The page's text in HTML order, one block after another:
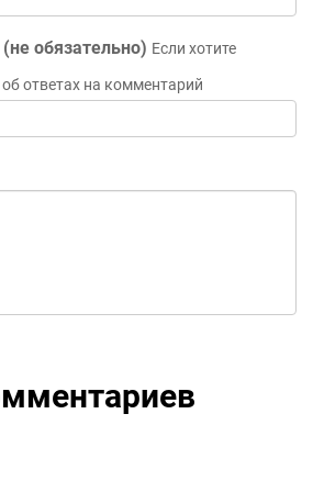
обязательно) Если хотите
ответах на комментарий